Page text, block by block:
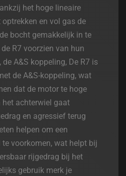
het hoge lineaire
en vol gas de
bocht gemakkelijk in te
R7 voorzien van hun
A&S koppeling, De R7 is
de A&S-koppeling, wat
dat de motor te hoge
achterwiel gaat
en agressief terug
helpen om een
voorkomen, wat helpt bij
rijgedrag bij het
gebruik merk je